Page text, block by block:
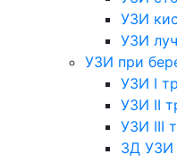
УЗИ
УЗИ
УЗИ при
УЗИ I
УЗИ II
УЗИ III
3Д УЗИ